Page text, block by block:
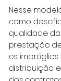
Nesse
como
qualidade
prestação
os
distribuição